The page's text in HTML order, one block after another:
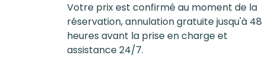
Votre prix est confirmé au moment de la
réservation, annulation gratuite jusqu'à 48
heures avant la prise en charge et
assistance 24/7.